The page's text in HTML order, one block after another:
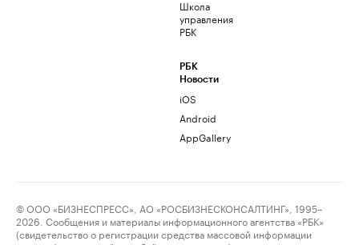
Школа
управления
РБК
РБК
Новости
iOS
Android
AppGallery
© ООО «БИЗНЕСПРЕСС», АО «РОСБИЗНЕСКОНСАЛТИНГ», 1995–
2026. Сообщения и материалы информационного агентства «РБК»
(свидетельство о регистрации средства массовой информации